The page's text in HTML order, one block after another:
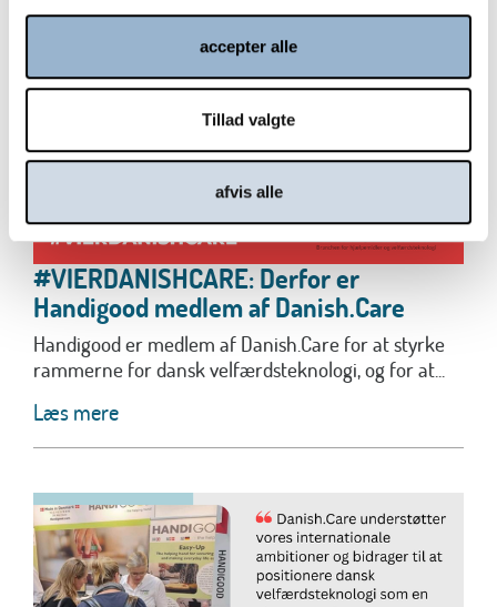
accepter alle
Tillad valgte
afvis alle
#VIERDANISHCARE: Derfor er
Handigood medlem af Danish.Care
Handigood er medlem af Danish.Care for at styrke
rammerne for dansk velfærdsteknologi, og for at...
Læs mere